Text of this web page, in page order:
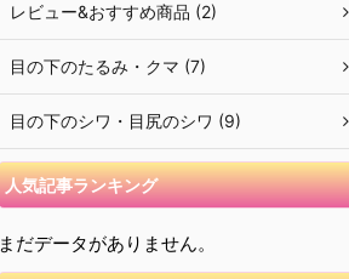
レビュー&おすすめ商品 (2)
目の下のたるみ・クマ (7)
目の下のシワ・目尻のシワ (9)
人気記事ランキング
まだデータがありません。